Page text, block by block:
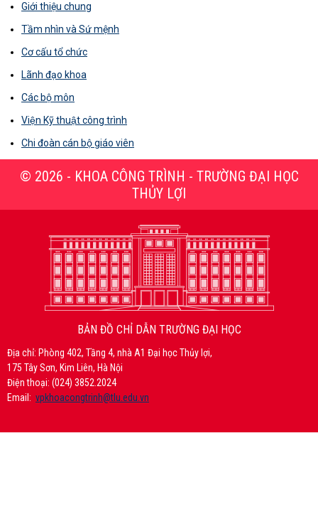
Giới thiệu chung
Tầm nhìn và Sứ mệnh
Cơ cấu tổ chức
Lãnh đạo khoa
Các bộ môn
Viện Kỹ thuật công trình
Chi đoàn cán bộ giáo viên
© 2026 - KHOA CÔNG TRÌNH - TRƯỜNG ĐẠI HỌC
THỦY LỢI
BẢN ĐỒ CHỈ DẪN TRƯỜNG ĐẠI HỌC
Địa chỉ: Phòng 402, Tầng 4, nhà A1 Đại học Thủy lợi,
175 Tây Sơn, Kim Liên, Hà Nội
Điện thoại: (024) 3852.2024
Email: vpkhoacongtrinh@tlu.edu.vn